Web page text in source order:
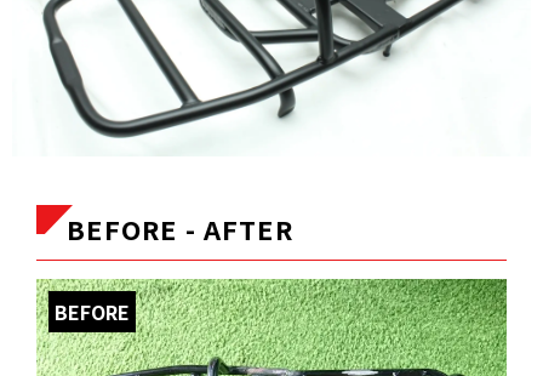
BEFORE - AFTER
BEFORE